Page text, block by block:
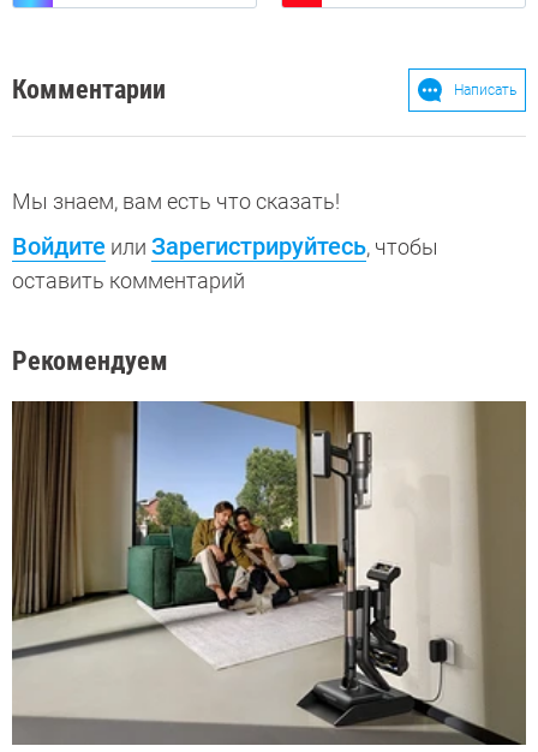
Комментарии Написать
Мы знаем, вам есть что сказать!
Войдите или Зарегистрируйтесь, чтобы
оставить комментарий
Рекомендуем